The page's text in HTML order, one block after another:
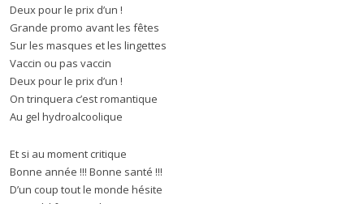
Deux pour le prix d’un !
Grande promo avant les fêtes
Sur les masques et les lingettes
Vaccin ou pas vaccin
Deux pour le prix d’un !
On trinquera c’est romantique
Au gel hydroalcoolique
Et si au moment critique
Bonne année !!! Bonne santé !!!
D’un coup tout le monde hésite